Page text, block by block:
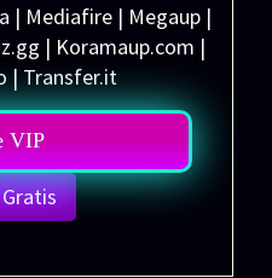
| Mediafire | Megaup |
| Koramaup.com |
| Transfer.it
VIP